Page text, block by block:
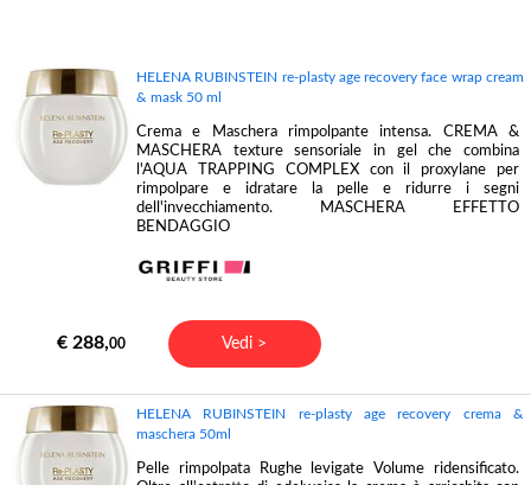
HELENA RUBINSTEIN re-plasty age recovery face wrap cream
& mask 50 ml
Crema e Maschera rimpolpante intensa. CREMA &
MASCHERA texture sensoriale in gel che combina
l'AQUA TRAPPING COMPLEX con il proxylane per
rimpolpare e idratare la pelle e ridurre i segni
dell'invecchiamento. MASCHERA EFFETTO
BENDAGGIO
€ 288,00 Vedi >
HELENA RUBINSTEIN re-plasty age recovery crema &
maschera 50ml
Pelle rimpolpata Rughe levigate Volume ridensificato.